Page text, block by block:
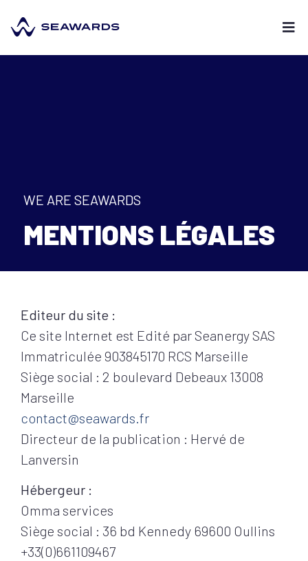
WE ARE SEAWARDS
MENTIONS LÉGALES
Editeur du site :
Ce site Internet est Edité par Seanergy SAS
Immatriculée 903845170 RCS Marseille
Siège social : 2 boulevard Debeaux 13008
Marseille
contact@seawards.fr
Directeur de la publication : Hervé de
Lanversin
Hébergeur :
Omma services
Siège social : 36 bd Kennedy 69600 Oullins
+33(0)661109467